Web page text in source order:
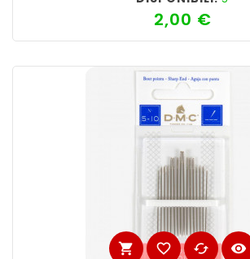
2,00 €Prezzo
shopping_cart favorite_border cached visibility